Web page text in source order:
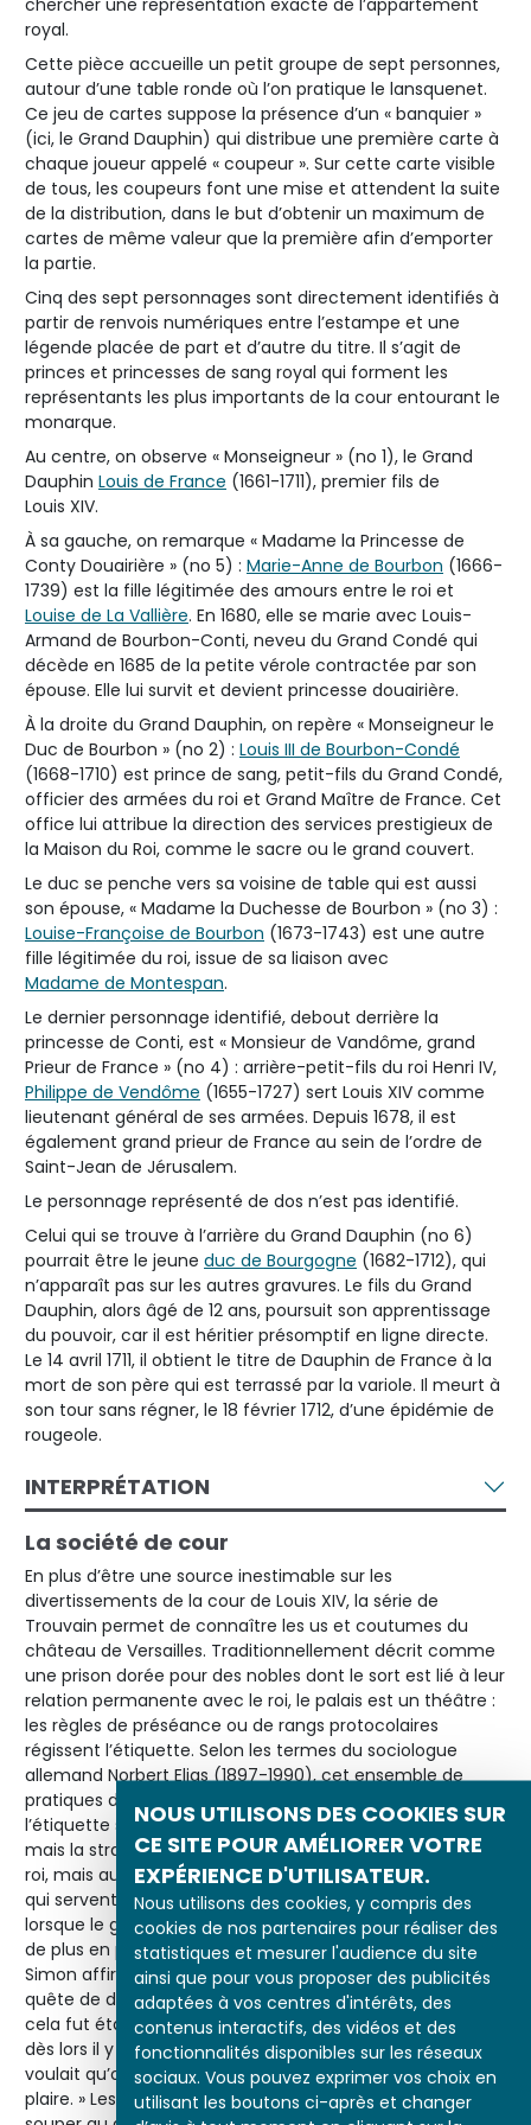
NOUS UTILISONS DES COOKIES SUR
CE SITE POUR AMÉLIORER VOTRE
EXPÉRIENCE D'UTILISATEUR.
Nous utilisons des cookies, y compris des
cookies de nos partenaires pour réaliser des
statistiques et mesurer l'audience du site
ainsi que pour vous proposer des publicités
adaptées à vos centres d'intérêts, des
contenus interactifs, des vidéos et des
fonctionnalités disponibles sur les réseaux
sociaux. Vous pouvez exprimer vos choix en
utilisant les boutons ci-après et changer
chercher une représentation exacte de l’appartement
royal.
Cette pièce accueille un petit groupe de sept personnes,
autour d’une table ronde où l’on pratique le lansquenet.
Ce jeu de cartes suppose la présence d’un « banquier »
(ici, le Grand Dauphin) qui distribue une première carte à
chaque joueur appelé « coupeur ». Sur cette carte visible
de tous, les coupeurs font une mise et attendent la suite
de la distribution, dans le but d’obtenir un maximum de
cartes de même valeur que la première afin d’emporter
la partie.
Cinq des sept personnages sont directement identifiés à
partir de renvois numériques entre l’estampe et une
légende placée de part et d’autre du titre. Il s’agit de
princes et princesses de sang royal qui forment les
représentants les plus importants de la cour entourant le
monarque.
Au centre, on observe « Monseigneur » (no 1), le Grand
Dauphin Louis de France (1661-1711), premier fils de
Louis XIV.
À sa gauche, on remarque « Madame la Princesse de
Conty Douairière » (no 5) : Marie-Anne de Bourbon (1666-
1739) est la fille légitimée des amours entre le roi et
Louise de La Vallière. En 1680, elle se marie avec Louis-
Armand de Bourbon-Conti, neveu du Grand Condé qui
décède en 1685 de la petite vérole contractée par son
épouse. Elle lui survit et devient princesse douairière.
À la droite du Grand Dauphin, on repère « Monseigneur le
Duc de Bourbon » (no 2) : Louis III de Bourbon-Condé
(1668-1710) est prince de sang, petit-fils du Grand Condé,
officier des armées du roi et Grand Maître de France. Cet
office lui attribue la direction des services prestigieux de
la Maison du Roi, comme le sacre ou le grand couvert.
Le duc se penche vers sa voisine de table qui est aussi
son épouse, « Madame la Duchesse de Bourbon » (no 3) :
Louise-Françoise de Bourbon (1673-1743) est une autre
fille légitimée du roi, issue de sa liaison avec
Madame de Montespan.
Le dernier personnage identifié, debout derrière la
princesse de Conti, est « Monsieur de Vandôme, grand
Prieur de France » (no 4) : arrière-petit-fils du roi Henri IV,
Philippe de Vendôme (1655-1727) sert Louis XIV comme
lieutenant général de ses armées. Depuis 1678, il est
également grand prieur de France au sein de l’ordre de
Saint-Jean de Jérusalem.
Le personnage représenté de dos n’est pas identifié.
Celui qui se trouve à l’arrière du Grand Dauphin (no 6)
pourrait être le jeune duc de Bourgogne (1682-1712), qui
n’apparaît pas sur les autres gravures. Le fils du Grand
Dauphin, alors âgé de 12 ans, poursuit son apprentissage
du pouvoir, car il est héritier présomptif en ligne directe.
Le 14 avril 1711, il obtient le titre de Dauphin de France à la
mort de son père qui est terrassé par la variole. Il meurt à
son tour sans régner, le 18 février 1712, d’une épidémie de
rougeole.
INTERPRÉTATION
La société de cour
En plus d’être une source inestimable sur les
divertissements de la cour de Louis XIV, la série de
Trouvain permet de connaître les us et coutumes du
château de Versailles. Traditionnellement décrit comme
une prison dorée pour des nobles dont le sort est lié à leur
relation permanente avec le roi, le palais est un théâtre :
les règles de préséance ou de rangs protocolaires
régissent l’étiquette. Selon les termes du sociologue
allemand Norbert Elias (1897-1990), cet ensemble de
pratiques décrit une « société de cour ». Certes,
l’étiquette s’assouplit lors des soirées d’appartement,
mais la stratégie de séduction opère toujours auprès du
roi, mais aussi des principaux représentants de sa famille
qui servent de relais aux ambitions courtisanes. En 1694,
lorsque le graveur commence son œuvre, le roi délaisse
de plus en plus les soirées d’appartement, mais Saint-
Simon affirme que les courtisans restent nombreux et la
quête de distinction perdure : « Au commencement que
cela fut établi, le roi y allait et y jouait quelque temps ;
dès lors il y avait longtemps qu’il n’y allait plus, mais il
voulait qu’on y fût assidu, et chacun s’empressait à lui
plaire. » Les jeux et divertissements s’achèvent avec le